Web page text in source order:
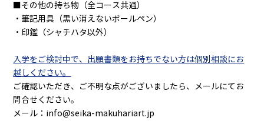
■その他の持ち物（全コース共通）
・筆記用具（黒い消えないボールペン）
・印鑑（シャチハタ以外）
入学をご検討中で、出願書類をお持ちでない方は個別相談にお
越しください。
ご確認いただき、ご不明な点がございましたら、メールにてお
問合せください。
メール：info@seika-makuhariart.jp